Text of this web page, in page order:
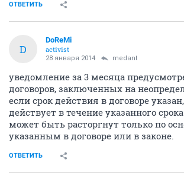
ОТВЕТИТЬ
D
DoReMi
activist
28 января 2014 medant
уведомление за 3 месяца
договоров, заключенных на
если срок действия в договоре
действует в течение указанного
может быть расторгнут только по
указанным в договоре или в законе.
ОТВЕТИТЬ